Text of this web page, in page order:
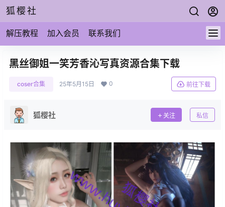
狐樱社
解压教程 加入会员 联系我们
黑丝御姐一笑芳香沁写真资源合集下载
coser合集 25年5月15日 0 前往下载
狐樱社 关注 私信